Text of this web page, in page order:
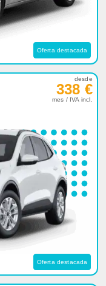
Oferta destacada
desde
338 €
mes / IVA incl.
Oferta destacada